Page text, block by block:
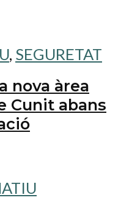
, SEGURETAT
nova àrea
Cunit abans